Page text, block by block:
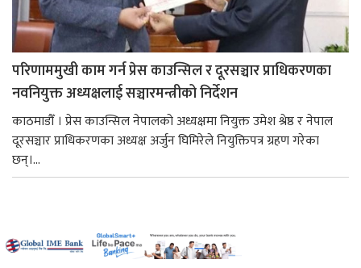
परिणाममुखी काम गर्न प्रेस काउन्सिल र दूरसञ्चार प्राधिकरणका
नवनियुक्त अध्यक्षलाई सञ्चारमन्त्रीको निर्देशन
काठमाडौँ । प्रेस काउन्सिल नेपालको अध्यक्षमा नियुक्त उमेश श्रेष्ठ र नेपाल
दूरसञ्चार प्राधिकरणका अध्यक्ष अर्जुन घिमिरेले नियुक्तिपत्र ग्रहण गरेका
छन्।...